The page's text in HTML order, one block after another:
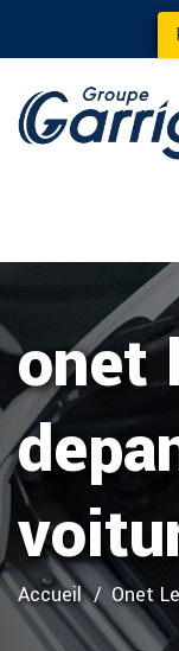
onet
Accueil Onet